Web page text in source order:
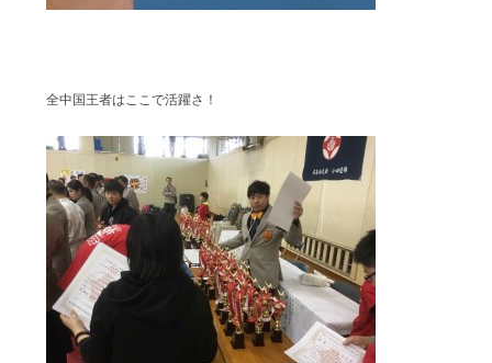
全中国王者はここで活躍さ！